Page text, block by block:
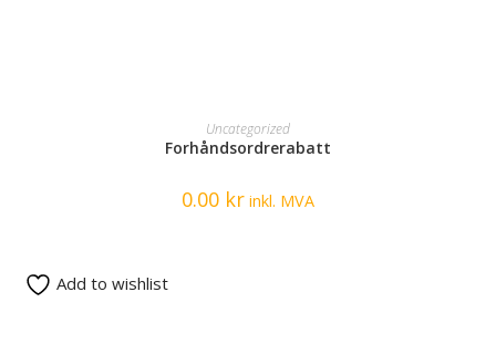
READ MORE
Uncategorized
Forhåndsordrerabatt
0.00 kr inkl. MVA
Add to wishlist